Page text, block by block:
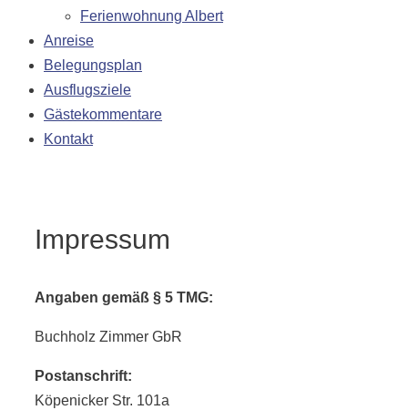
Ferienwohnung Albert
Anreise
Belegungsplan
Ausflugsziele
Gästekommentare
Kontakt
Impressum
Angaben gemäß § 5 TMG:
Buchholz Zimmer GbR
Postanschrift:
Köpenicker Str. 101a